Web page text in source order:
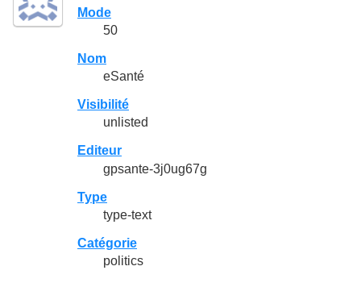
Mode
50
Nom
eSanté
Visibilité
unlisted
Editeur
gpsante-3j0ug67g
Type
type-text
Catégorie
politics